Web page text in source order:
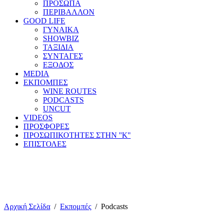
ΠΡΟΣΩΠΑ
ΠΕΡΙΒΑΛΛΟΝ
GOOD LIFE
ΓΥΝΑΙΚΑ
SHOWBIZ
ΤΑΞΙΔΙΑ
ΣΥΝΤΑΓΕΣ
ΕΞΟΔΟΣ
MEDIA
ΕΚΠΟΜΠΕΣ
WINE ROUTES
PODCASTS
UNCUT
VIDEOS
ΠΡΟΣΦΟΡΕΣ
ΠΡΟΣΩΠΙΚΟΤΗΤΕΣ ΣΤΗΝ ''Κ''
ΕΠΙΣΤΟΛΕΣ
Αρχική Σελίδα / Εκπομπές / Podcasts